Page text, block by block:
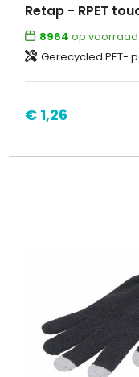
Retap - RPET
8964 op voorraad
Gerecycled PET-
€ 1,26